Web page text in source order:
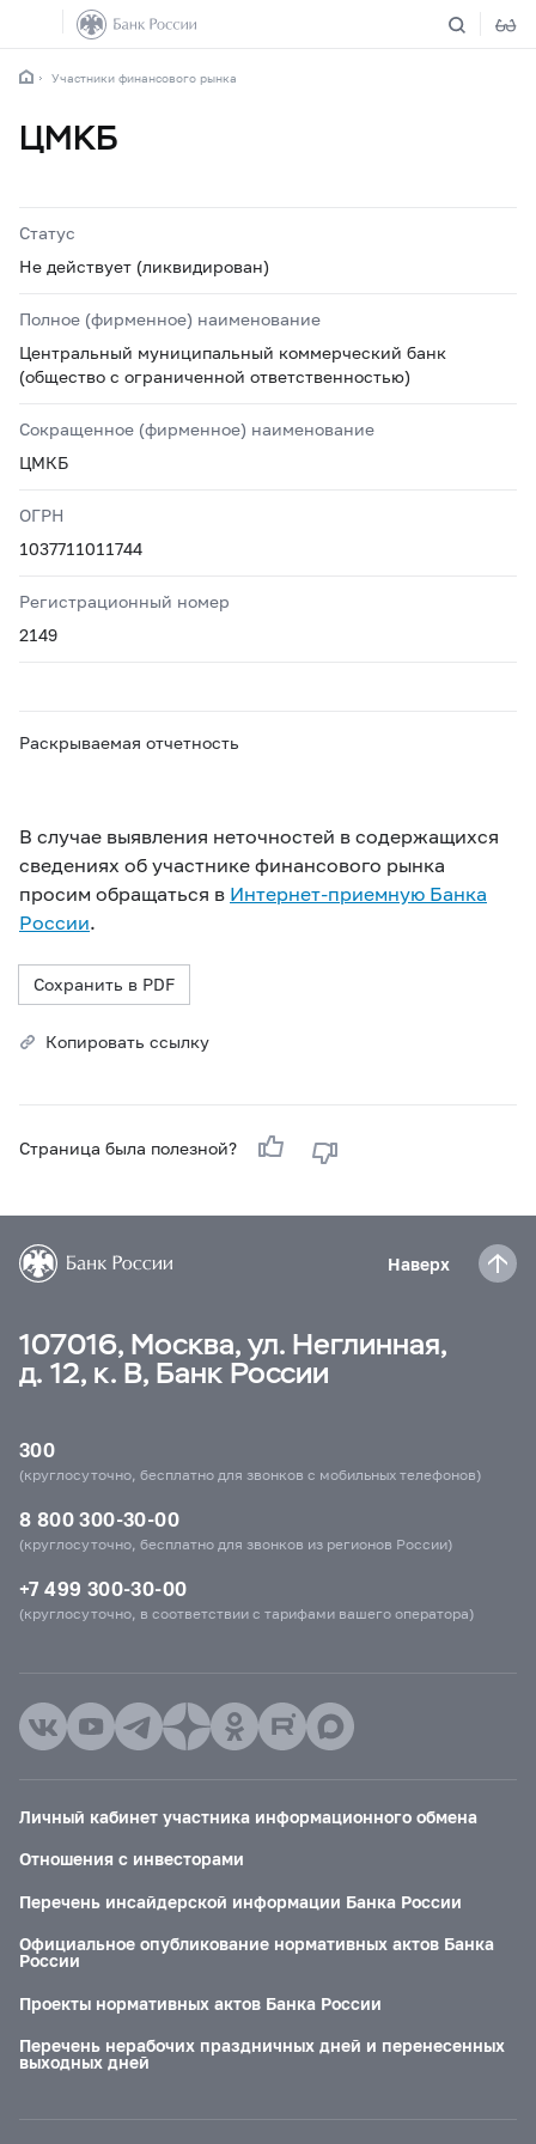
Участники финансового рынка
ЦМКБ
Статус
Не действует (ликвидирован)
Полное (фирменное) наименование
Центральный муниципальный коммерческий банк
(общество с ограниченной ответственностью)
Сокращенное (фирменное) наименование
ЦМКБ
ОГРН
1037711011744
Регистрационный номер
2149
Раскрываемая отчетность
В случае выявления неточностей в содержащихся
сведениях об участнике финансового рынка
просим обращаться в Интернет-приемную Банка
России.
Сохранить в PDF
Копировать ссылку
Страница была полезной?
Наверх
107016, Москва, ул. Неглинная,
д. 12, к. В, Банк России
300
(круглосуточно, бесплатно для звонков с мобильных телефонов)
8 800 300-30-00
(круглосуточно, бесплатно для звонков из регионов России)
+7 499 300-30-00
(круглосуточно, в соответствии с тарифами вашего оператора)
Личный кабинет участника информационного обмена
Отношения с инвесторами
Перечень инсайдерской информации Банка России
Официальное опубликование нормативных актов Банка
России
Проекты нормативных актов Банка России
Перечень нерабочих праздничных дней и перенесенных
выходных дней